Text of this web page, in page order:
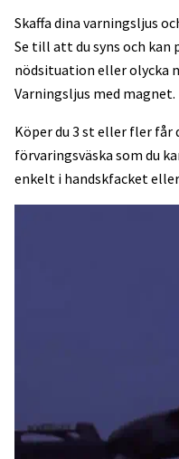
Skaffa dina varningsljus
Se till att du syns och kan
nödsituation eller olycka
Varningsljus med magnet.
Köper du 3 st eller fler får
förvaringsväska som du
enkelt i handskfacket